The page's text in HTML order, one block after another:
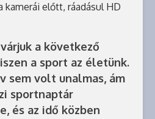
előtt, ráadásul HD
a következő
a sport az életünk.
sem volt unalmas, ám
sportnaptár
és az idő közben